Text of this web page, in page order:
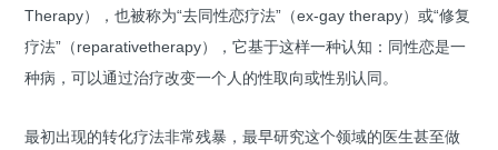
Therapy），也被称为“去同性恋疗法”（ex-gay therapy）或“修复
疗法”（reparativetherapy），它基于这样一种认知：同性恋是一
种病，可以通过治疗改变一个人的性取向或性别认同。
最初出现的转化疗法非常残暴，最早研究这个领域的医生甚至做